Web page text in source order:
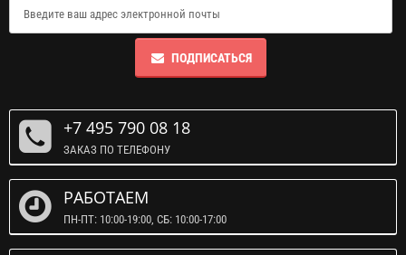
ПОДПИСАТЬСЯ
+7 495 790 08 18
ЗАКАЗ ПО ТЕЛЕФОНУ
РАБОТАЕМ
ПН-ПТ: 10:00-19:00, СБ: 10:00-17:00